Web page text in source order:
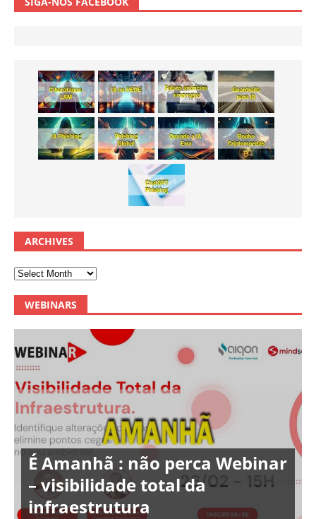
ARCHIVES
WEBINARS
É Amanhã : não perca Webinar
– visibilidade total da
infraestrutura